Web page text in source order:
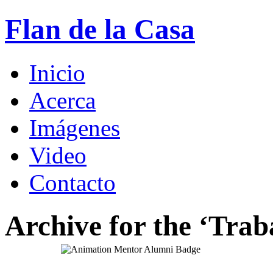
Flan de la Casa
Inicio
Acerca
Imágenes
Video
Contacto
Archive for the